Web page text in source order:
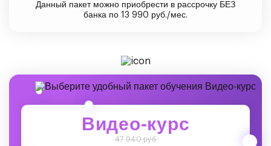
Данный пакет можно приобрести в рассрочку БЕЗ
банка по 13 990 руб./мес.
Видео-курс
47 940 руб